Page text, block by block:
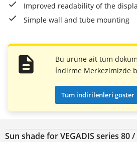
Improved readability of the
Simple wall and tube mounting
Bu ürüne ait tüm
İndirme Merkezimizde
Tüm indirilenleri göster
Sun shade for VEGADIS series 80